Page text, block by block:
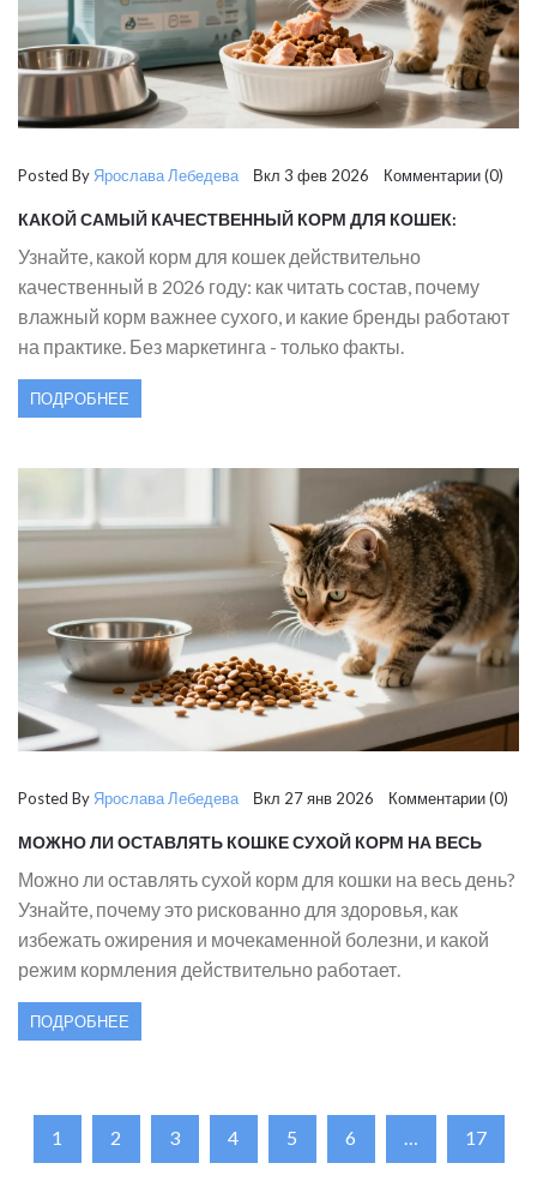
Posted By Ярослава ЛебедеваВкл 3 фев 2026 Комментарии (0)
КАКОЙ САМЫЙ КАЧЕСТВЕННЫЙ КОРМ ДЛЯ КОШЕК:
Узнайте, какой корм для кошек действительно
качественный в 2026 году: как читать состав, почему
влажный корм важнее сухого, и какие бренды работают
на практике. Без маркетинга - только факты.
ПОДРОБНЕЕ
Posted By Ярослава Лебедева Вкл 27 янв 2026 Комментарии (0)
МОЖНО ЛИ ОСТАВЛЯТЬ КОШКЕ СУХОЙ КОРМ НА ВЕСЬ
Можно ли оставлять сухой корм для кошки на весь день?
Узнайте, почему это рискованно для здоровья, как
избежать ожирения и мочекаменной болезни, и какой
режим кормления действительно работает.
ПОДРОБНЕЕ
1 2 3 4 5 6 17